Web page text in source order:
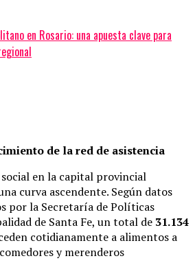
en Rosario: una apuesta clave para
de la red de asistencia
social en la capital provincial
curva ascendente. Según datos
por la Secretaría de Políticas
de Santa Fe, un total de 31.134
cotidianamente a alimentos a
y merenderos